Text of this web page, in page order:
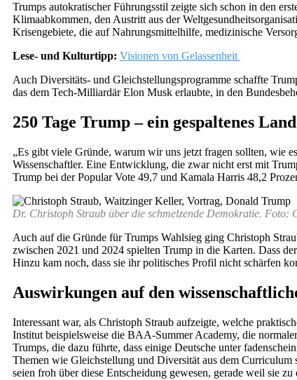
Trumps autokratischer Führungsstil zeigte sich schon in den
Klimaabkommen, den Austritt aus der
Krisengebiete, die auf Nahrungsmittelhilfe, medizinische
Lese- und Kulturtipp: Visionen von Gelassenheit
Auch Diversitäts- und Gleichstellungsprogramme schaffte
das dem Tech-Milliardär Elon Musk erlaubte, in den
250 Tage Trump – ein gespaltenes Land
„Es gibt viele Gründe, warum wir uns jetzt fragen sollten, wie
Wissenschaftler. Eine Entwicklung, die zwar nicht erst mit
Trump bei der Popular Vote 49,7 und Kamala Harris 48,2
Dr. Christoph Straub über die schmelzende Demokratie. Foto:
Auch auf die Gründe für Trumps Wahlsieg ging Christoph
zwischen 2021 und 2024 spielten Trump in die Karten. Dass
Hinzu kam noch, dass sie ihr politisches Profil nicht schärfen
Auswirkungen auf den
Interessant war, als Christoph Straub aufzeigte, welche
Institut beispielsweise die BAA-Summer Academy, die
Trumps, die dazu führte, dass einige Deutsche unter
Themen wie Gleichstellung und Diversität aus dem Curriculum
seien froh über diese Entscheidung gewesen, gerade weil sie